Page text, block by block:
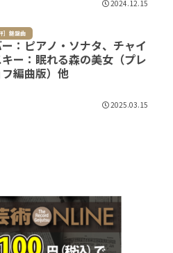
2024.12.15
］鍵盤曲
：ピアノ・ソナタ、チャイ
ー：眠れる森の美女（プレ
フ編曲版）他
2025.03.15